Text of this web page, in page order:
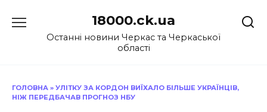
до
18000.ck.ua
Останні новини Черкас та Черкаської
області
ГОЛОВНА » УЛІТКУ ЗА КОРДОН ВИЇХАЛО БІЛЬШЕ УКРАЇНЦІВ,
НІЖ ПЕРЕДБАЧАВ ПРОГНОЗ НБУ